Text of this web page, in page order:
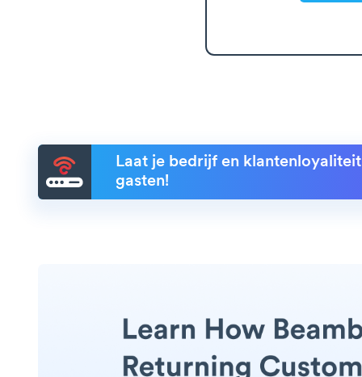
Laat je bedrijf en
gasten!